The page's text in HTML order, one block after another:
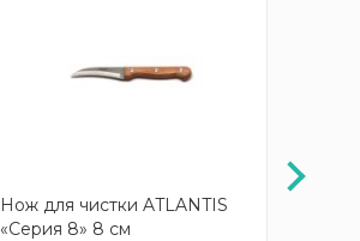
Нож для чистки ATLANTIS
«Серия 8» 8 см